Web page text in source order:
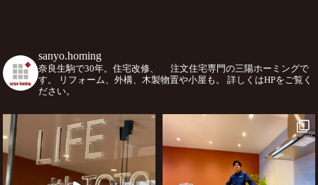
sanyo.homing
奈良生駒で30年。住宅改修、
注文住宅専門の三陽ホーミングで
す。
リフォーム、外構、木製物置や小屋も。
詳しくはHPをご覧く
ださい。